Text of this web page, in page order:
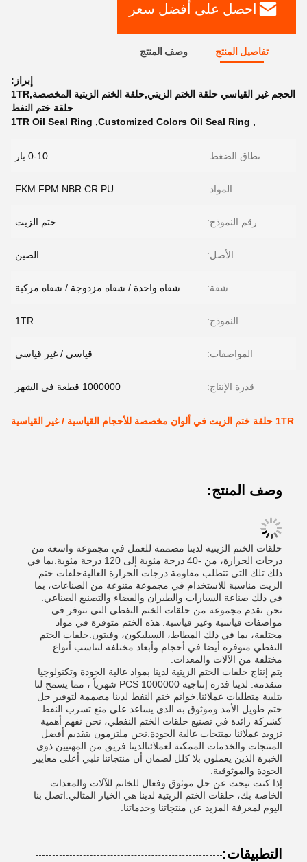
احصل على أفضل سعر
تفاصيل المنتج وصف المنتج
إبراز:
الحجم غير القياسي حلقة الختم الزيتي,حلقة الختم الزيتية المخصصة,1TR
حلقة ختم النفط
,
Customized Colors Oil Seal Ring
,
1TR Oil Seal Ring
نطاق الضغط: 0-10 بار
المواد: FKM FPM NBR CR PU
رقم النموذج: ختم الزيت
الأصل: الصين
شفة: شفاه واحدة / شفاه مزدوجة / شفاه مركبة
النموذج: 1TR
المواصفات: قياسي / غير قياسي
قدرة الإنتاج: 1000000 قطعة في الشهر
1TR حلقة ختم الزيت في ألوان مخصصة للأحجام القياسية / غير القياسية
وصف المنتج:
حلقات الختم الزيتية لدينا مصممة للعمل في مجموعة واسعة من
درجات الحرارة، من -40 درجة مئوية إلى 120 درجة مئوية.بما في
ذلك تلك التي تتطلب مقاومة درجات الحرارة العاليةحلقات ختم
الزيت مناسبة للاستخدام في مجموعة متنوعة من الصناعات، بما
في ذلك صناعة السيارات والطيران والفضاء والتصنيع الصناعي.
نحن نقدم مجموعة من حلقات الختم النفطي التي تتوفر في
مواصفات قياسية وغير قياسية. هذه الختم متوفرة في مواد
مختلفة، بما في ذلك المطاط، السيليكون، وفيتون.حلقات الختم
النفطي متوفرة أيضا في أحجام وأبعاد مختلفة لتناسب أنواع
مختلفة من الآلات والمعدات.
يتم إنتاج حلقات الختم الزيتية لدينا بمواد عالية الجودة وتكنولوجيا
متقدمة. لدينا قدرة إنتاجية 1000000 PCS شهرياً ، مما يسمح لنا
بتلبية متطلبات عملائنا.خواتم ختم النفط لدينا مصممة لتوفير حل
ختم طويل الأمد وموثوق به الذي يساعد على منع تسرب النفط.
كشركة رائدة في تصنيع حلقات الختم النفطي، نحن نفهم أهمية
تزويد عملائنا بمنتجات عالية الجودة.نحن ملتزمون بتقديم أفضل
المنتجات والخدمات الممكنة لعملائنالدينا فريق من المهنيين ذوي
الخبرة الذين يعملون بلا كلل لضمان أن منتجاتنا تلبي أعلى معايير
الجودة والموثوقية.
إذا كنت تبحث عن حل موثوق وفعال للخاتم للآلات والمعدات
الخاصة بك، حلقات الختم الزيتية لدينا هي الخيار المثالي.اتصل بنا
اليوم لمعرفة المزيد عن منتجاتنا وخدماتنا.
التطبيقات: